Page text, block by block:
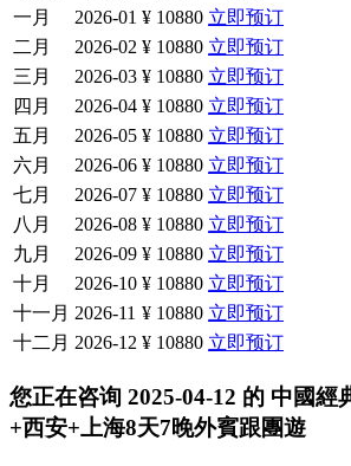
一月
2026-01 ¥ 10880 立即预订
二月
2026-02 ¥ 10880 立即预订
三月
2026-03 ¥ 10880 立即预订
四月
2026-04 ¥ 10880 立即预订
五月
2026-05 ¥ 10880 立即预订
六月
2026-06 ¥ 10880 立即预订
七月
2026-07 ¥ 10880 立即预订
八月
2026-08 ¥ 10880 立即预订
九月
2026-09 ¥ 10880 立即预订
十月
2026-10 ¥ 10880 立即预订
十一月 2026-11 ¥ 10880 立即预订
十二月 2026-12 ¥ 10880 立即预订
您正在咨询 2025-04-12 的 中國經
+西安+上海8天7晚外賓跟團遊